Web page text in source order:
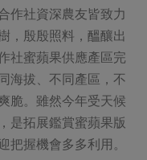
作社資深農友皆致力
，殷殷照料，醞釀出
社蜜蘋果供應產區完
海拔、不同產區，不
脆。雖然今年受天候
是拓展鑑賞蜜蘋果版
把握機會多多利用。